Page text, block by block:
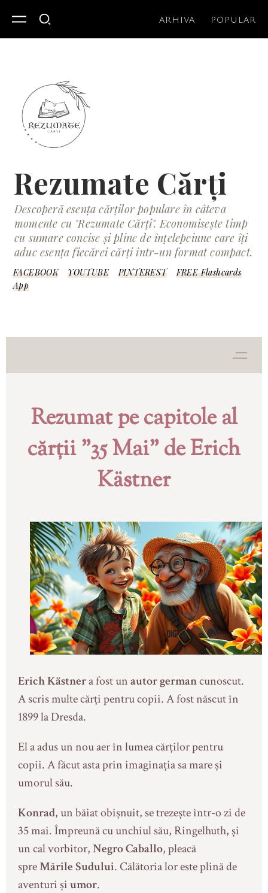
ARHIVA POPULAR
Rezumate Cărți
Descoperă esența cărților populare în câteva
momente cu "Rezumate Cărți". Economisește timp
cu sumare concise și pline de înțelepciune care îți
aduc esența fiecărei cărți într-un format compact.
FACEBOOK YOUTUBE PINTEREST
FREE Flashcards
App
Rezumat pe capitole al
cărții "35 Mai" de Erich
Kästner
Erich Kästnera fost unautor germancunoscut.
A scris multe cărți pentru copii. A fost născut în
1899 la Dresda.
El a adus un nou aer în lumea cărților pentru
copii. A făcut asta prin imaginația sa mare și
umorul său.
Konrad, un băiat obișnuit, se trezește într-o zi de
35 mai. Împreună cu unchiul său, Ringelhuth, și
un cal vorbitor,Negro Caballo, pleacă
spreMările Sudului. Călătoria lor este plină de
aventuri șiumor.